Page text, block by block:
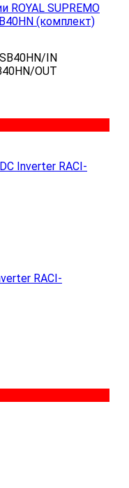
ROYAL SUPREMO
(комплект)
IN
OUT
RACI-